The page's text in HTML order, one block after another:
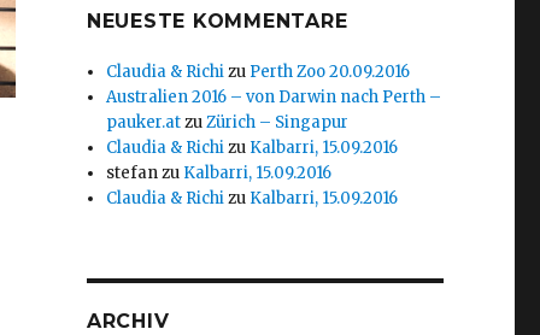
NEUESTE KOMMENTARE
Claudia & Richizu Perth Zoo 20.09.2016
Australien 2016 – von Darwin nach Perth –
pauker.atzuZürich – Singapur
Claudia & Richizu Kalbarri, 15.09.2016
stefanzu Kalbarri, 15.09.2016
Claudia & Richizu Kalbarri, 15.09.2016
ARCHIV